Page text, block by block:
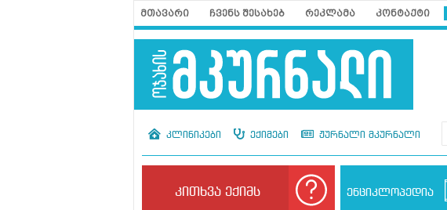
მთავარი ჩვენს შესახებ რეკლამა კონტაქტი
კლინიკები ექიმები ჟურნალი მკურნალი
კითხვა ექიმს ენციკლოპედია